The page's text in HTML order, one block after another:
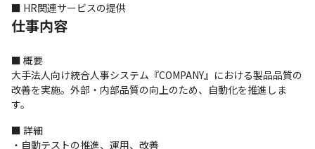
■ HR関連サービスの提供
仕事内容
■ 概要
大手法人向け統合人事システム『COMPANY』における製品品質の
改善を実施。外部・内部品質の向上のため、自動化を推進しま
す。
■ 詳細
・自動テストの推進、運用、改善